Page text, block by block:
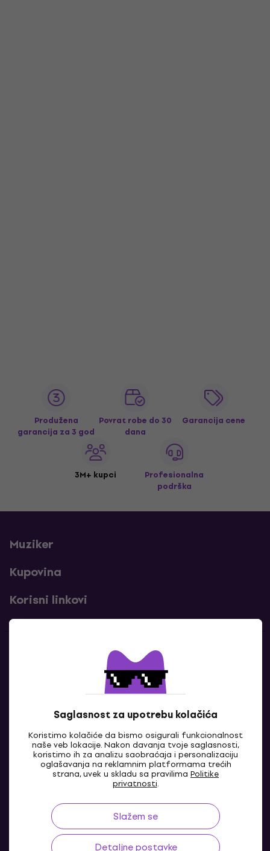
Saglasnost za upotrebu kolačića
Koristimo kolačiće da bismo osigurali funkcionalnost
naše veb lokacije. Nakon davanja tvoje saglasnosti,
koristimo ih za analizu saobraćaja i personalizaciju
oglašavanja na reklamnim platformama trećih
strana, uvek u skladu sa pravilima Politike
privatnosti.
Slažem se
Detaljne postavke
Produžena
garancija za 3 god
Povrat robe do 30
dana
Garancija cene
3M+ kupci
Profesionalna
podrška
Muziker
Kupovina
Korisni linkovi
Kontakti
Kontaktiraj nas
BA